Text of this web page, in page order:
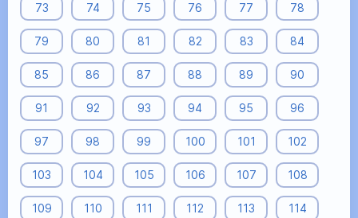
73 74 75 76 77 78
79 80 81 82 83 84
85 86 87 88 89 90
91 92 93 94 95 96
97 98 99 100 101 102
103 104 105 106 107 108
109 110 111 112 113 114